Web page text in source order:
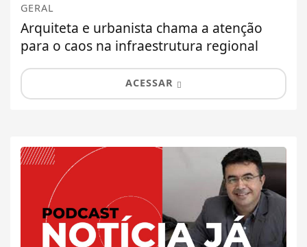
GERAL
Arquiteta e urbanista chama a atenção
para o caos na infraestrutura regional
ACESSAR